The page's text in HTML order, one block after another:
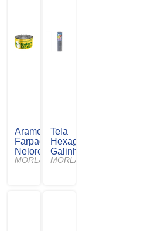
Arame
Farpado
Nelore
MORLAN
Tela
Hexagonal
Galinheiro
MORLAN